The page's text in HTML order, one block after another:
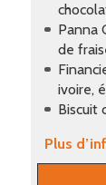
Panna
de
ivoire,
Biscuit
Plus